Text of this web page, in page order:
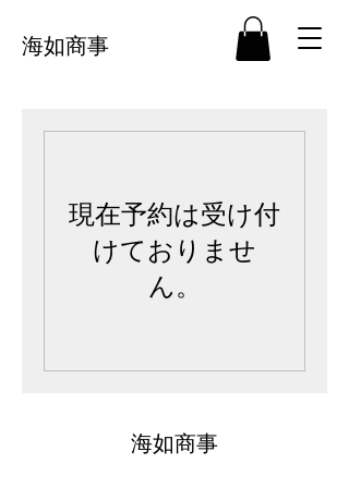
海如商事
現在予約は受け付
けておりませ
ん。
海如商事